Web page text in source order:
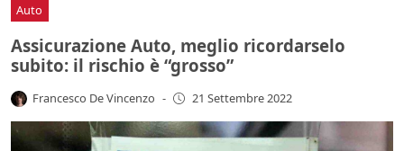
Auto
Assicurazione Auto, meglio ricordarselo
subito: il rischio è “grosso”
Francesco De Vincenzo - 21 Settembre 2022